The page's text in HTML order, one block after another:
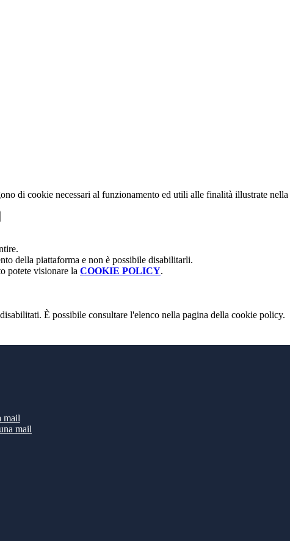
di cookie necessari al funzionamento ed utili alle finalità illustrate nella
della piattaforma e non è possibile disabilitarli.
potete visionare la COOKIE POLICY.
È possibile consultare l'elenco nella pagina della cookie policy.
mail
mail